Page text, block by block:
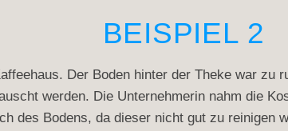
BEISPIEL 2
Der Boden hinter der Theke war
werden. Die Unternehmerin nahm die
des Bodens, da dieser nicht gut zu reinigen